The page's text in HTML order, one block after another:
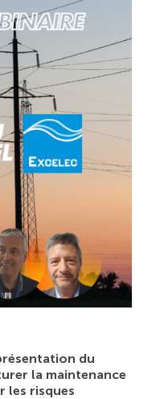
du
la maintenance
les risques